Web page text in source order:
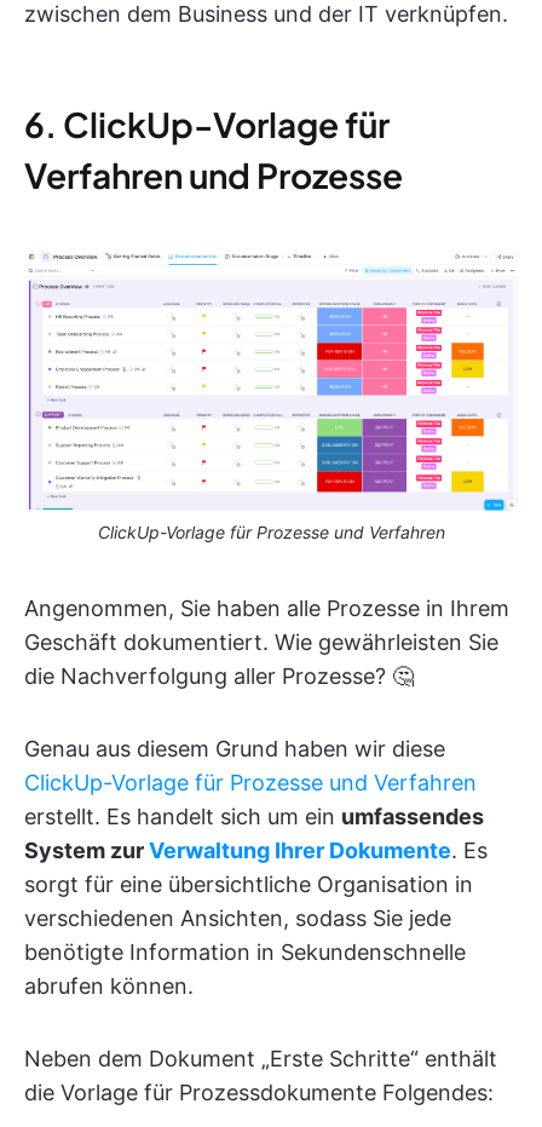
zwischen dem Business und der IT verknüpfen.
6. ClickUp-Vorlage für
Verfahren und Prozesse
ClickUp-Vorlage für Prozesse und Verfahren
Angenommen, Sie haben alle Prozesse in Ihrem
Geschäft dokumentiert. Wie gewährleisten Sie
die Nachverfolgung aller Prozesse? 🤔
Genau aus diesem Grund haben wir diese
ClickUp-Vorlage für Prozesse und Verfahren
erstellt. Es handelt sich um ein umfassendes
System zurVerwaltung Ihrer Dokumente. Es
sorgt für eine übersichtliche Organisation in
verschiedenen Ansichten, sodass Sie jede
benötigte Information in Sekundenschnelle
abrufen können.
Neben dem Dokument „Erste Schritte“ enthält
die Vorlage für Prozessdokumente Folgendes: